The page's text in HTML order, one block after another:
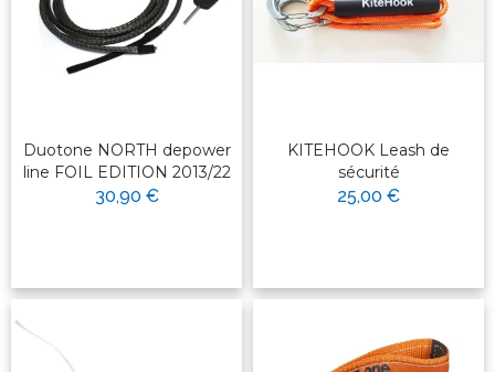
Duotone NORTH depower
line FOIL EDITION 2013/22
30,90 €
KITEHOOK Leash de
sécurité
25,00 €